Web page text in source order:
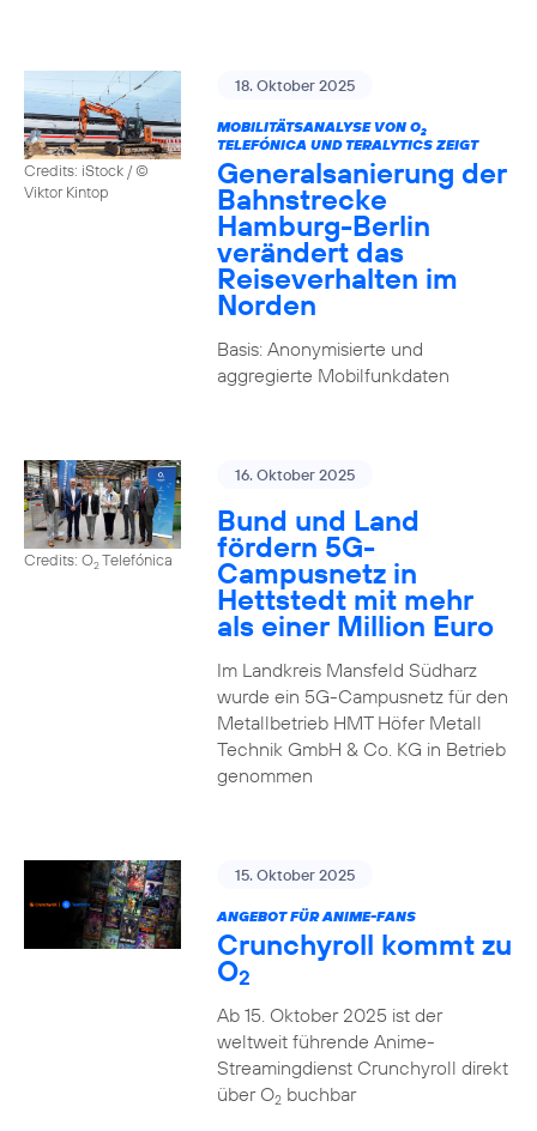
Credits: iStock / ©
Viktor Kintop
18. Oktober 2025
MOBILITÄTSANALYSE VON O2
TELEFÓNICA UND TERALYTICS ZEIGT
Generalsanierung der
Bahnstrecke
Hamburg-Berlin
verändert das
Reiseverhalten im
Norden
Basis: Anonymisierte und
aggregierte Mobilfunkdaten
Credits: O2Telefónica
16. Oktober 2025
Bund und Land
fördern 5G-
Campusnetz in
Hettstedt mit mehr
als einer Million Euro
Im Landkreis Mansfeld Südharz
wurde ein 5G-Campusnetz für den
Metallbetrieb HMT Höfer Metall
Technik GmbH & Co. KG in Betrieb
genommen
15. Oktober 2025
ANGEBOT FÜR ANIME-FANS
Crunchyroll kommt zu
O2
Ab 15. Oktober 2025 ist der
weltweit führende Anime-
Streamingdienst Crunchyroll direkt
über O2buchbar